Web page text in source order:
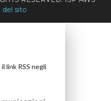
del sito
link RSS negli